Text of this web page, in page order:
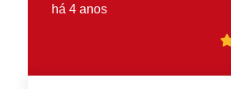
há 4 anos